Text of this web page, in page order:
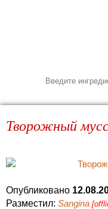
Творожный
Опубликовано
Разместил: Sangina